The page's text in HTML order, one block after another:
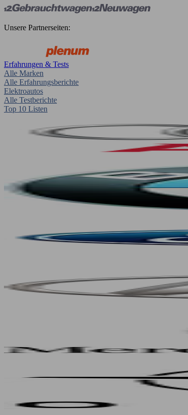
Unsere Partnerseiten:
Erfahrungen & Tests
Alle Marken
Alle Erfahrungsberichte
Elektroautos
Alle Testberichte
Top 10 Listen